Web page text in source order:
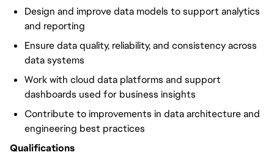
Design and improve data models to support analytics
and reporting
Ensure data quality, reliability, and consistency across
data systems
Work with cloud data platforms and support
dashboards used for business insights
Contribute to improvements in data architecture and
engineering best practices
Qualifications